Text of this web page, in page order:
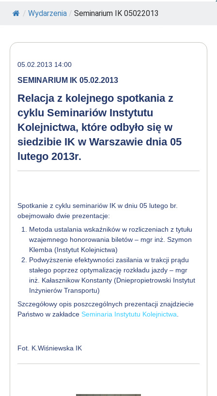
/ Wydarzenia / Seminarium IK 05022013
05.02.2013 14:00
SEMINARIUM IK 05.02.2013
Relacja z kolejnego spotkania z
cyklu Seminariów Instytutu
Kolejnictwa, które odbyło się w
siedzibie IK w Warszawie dnia 05
lutego 2013r.
Spotkanie z cyklu seminariów IK w dniu 05 lutego br.
obejmowało dwie prezentacje:
Metoda ustalania wskaźników w rozliczeniach z tytułu
wzajemnego honorowania biletów – mgr inż. Szymon
Klemba (Instytut Kolejnictwa)
Podwyższenie efektywności zasilania w trakcji prądu
stałego poprzez optymalizację rozkładu jazdy – mgr
inż. Kałasznikow Konstanty (Dniepropietrowski Instytut
Inżynierów Transportu)
Szczegółowy opis poszczególnych prezentacji znajdziecie
Państwo w zakładce Seminaria Instytutu Kolejnictwa
Fot. K.Wiśniewska IK